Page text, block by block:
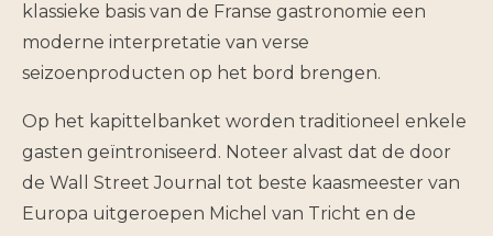
klassieke basis van de Franse gastronomie een
moderne interpretatie van verse
seizoenproducten op het bord brengen.
Op het kapittelbanket worden traditioneel enkele
gasten geïntroniseerd. Noteer alvast dat de door
de Wall Street Journal tot beste kaasmeester van
Europa uitgeroepen Michel van Tricht en de